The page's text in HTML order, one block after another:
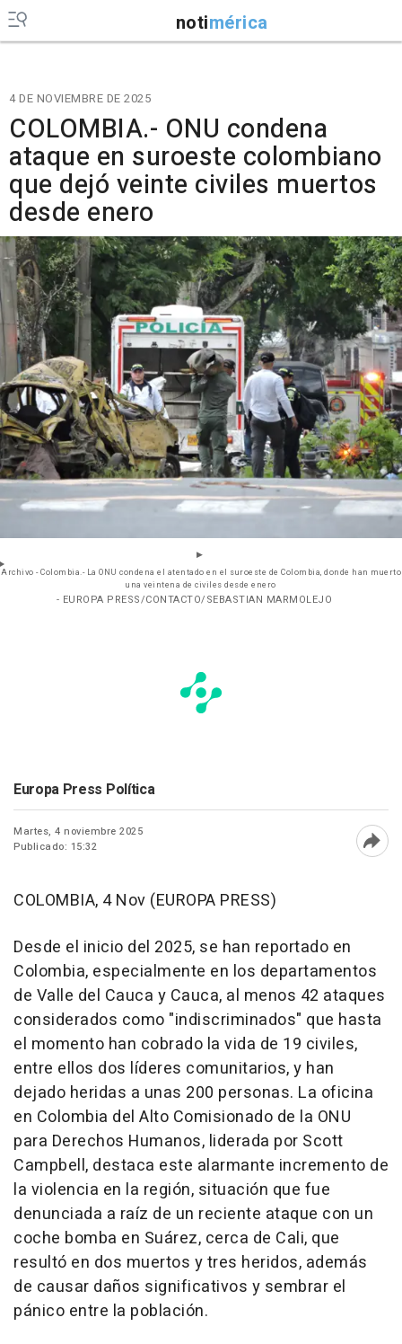
notimérica
4 DE NOVIEMBRE DE 2025
COLOMBIA.- ONU condena
ataque en suroeste colombiano
que dejó veinte civiles muertos
desde enero
Archivo - Colombia.- La ONU condena el atentado en el suroeste de Colombia, donde han muerto
una veintena de civiles desde enero
- EUROPA PRESS/CONTACTO/SEBASTIAN MARMOLEJO
Europa Press Política
Martes, 4 noviembre 2025
Publicado: 15:32
COLOMBIA, 4 Nov (EUROPA PRESS)
Desde el inicio del 2025, se han reportado en
Colombia, especialmente en los departamentos
de Valle del Cauca y Cauca, al menos 42 ataques
considerados como "indiscriminados" que hasta
el momento han cobrado la vida de 19 civiles,
entre ellos dos líderes comunitarios, y han
dejado heridas a unas 200 personas. La oficina
en Colombia del Alto Comisionado de la ONU
para Derechos Humanos, liderada por Scott
Campbell, destaca este alarmante incremento de
la violencia en la región, situación que fue
denunciada a raíz de un reciente ataque con un
coche bomba en Suárez, cerca de Cali, que
resultó en dos muertos y tres heridos, además
de causar daños significativos y sembrar el
pánico entre la población.